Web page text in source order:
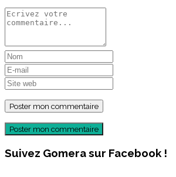
Poster mon commentaire
Suivez Gomera sur Facebook !